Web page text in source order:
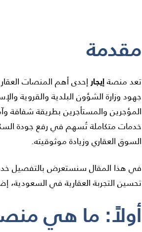
مقدمة
تعد منصةإيجار إحدى أهم المنصات
جهود وزارة الشؤون البلدية والقروية
المؤجرين والمستأجرين بطريقة شفافة
خدمات متكاملة تُسهم في رفع جودة
السوق العقاري وزيادة موثوقيته.
في هذا المقال سنستعرض بالتفصيل
تحسين التجربة العقارية في
أولاً: ما هي